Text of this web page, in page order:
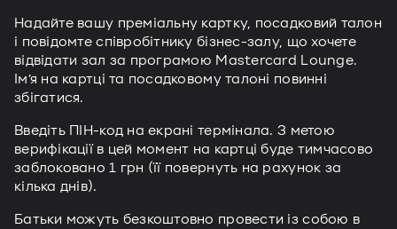
Надайте вашу преміальну картку, посадковий талон
і повідомте співробітнику бізнес-залу, що хочете
відвідати зал за програмою Mastercard Lounge.
Ім’я на картці та посадковому талоні повинні
збігатися.
Введіть ПІН-код на екрані термінала. З метою
верифікації в цей момент на картці буде тимчасово
заблоковано 1 грн (її повернуть на рахунок за
кілька днів).
Батьки можуть безкоштовно провести із собою в